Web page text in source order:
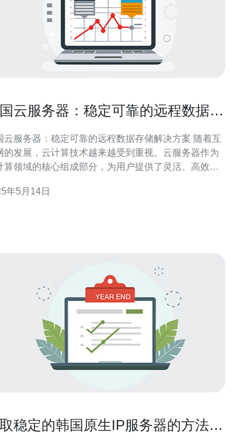
云服务器：稳定可靠的远程数据存
服务器：稳定可靠的远程数据存储解决方案 随着互
的发展，云计算技术越来越受到重视。云服务器作为
算领域的核心组成部分，为用户提供了灵活、高效的
器服务备受国内外用户青睐。 韩国云服务器以其稳
年5月14日
稳定的韩国原生IP服务器的方法与